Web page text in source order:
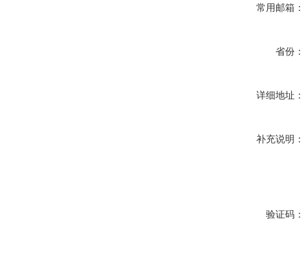
常用邮箱：
省份：
详细地址：
补充说明：
验证码：